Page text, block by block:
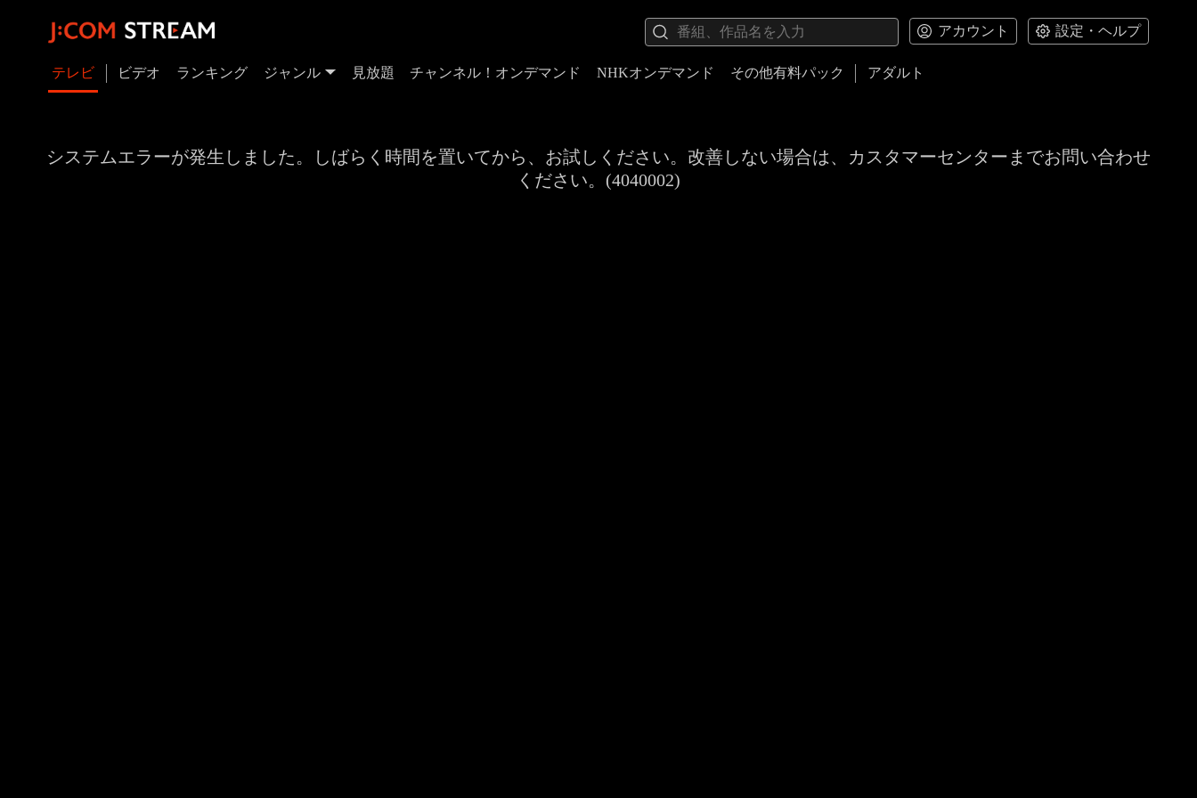
アカウント 設定・ヘルプ
テレビ ビデオ ランキング ジャンル 見放題 チャンネル！オンデマンド NHKオンデマンド その他有料パック アダルト
システムエラーが発生しました。しばらく時間を置いてから、お試しください。改善しない場合は、カスタマーセンターまでお問い合わせ
ください。(4040002)